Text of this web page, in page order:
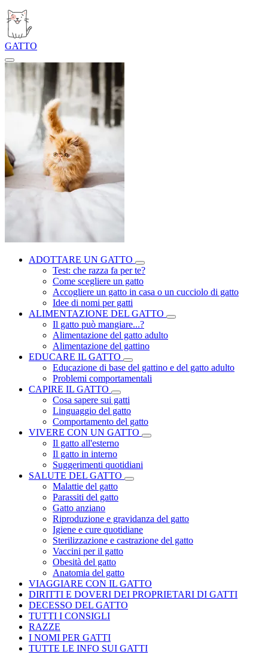
GATTO
ADOTTARE UN GATTO
Test: che razza fa per te?
Come scegliere un gatto
Accogliere un gatto in casa o un cucciolo di gatto
Idee di nomi per gatti
ALIMENTAZIONE DEL GATTO
Il gatto può mangiare...?
Alimentazione del gatto adulto
Alimentazione del gattino
EDUCARE IL GATTO
Educazione di base del gattino e del gatto adulto
Problemi comportamentali
CAPIRE IL GATTO
Cosa sapere sui gatti
Linguaggio del gatto
Comportamento del gatto
VIVERE CON UN GATTO
Il gatto all'esterno
Il gatto in interno
Suggerimenti quotidiani
SALUTE DEL GATTO
Malattie del gatto
Parassiti del gatto
Gatto anziano
Riproduzione e gravidanza del gatto
Igiene e cure quotidiane
Sterilizzazione e castrazione del gatto
Vaccini per il gatto
Obesità del gatto
Anatomia del gatto
VIAGGIARE CON IL GATTO
DIRITTI E DOVERI DEI PROPRIETARI DI GATTI
DECESSO DEL GATTO
TUTTI I CONSIGLI
RAZZE
I NOMI PER GATTI
TUTTE LE INFO SUI GATTI